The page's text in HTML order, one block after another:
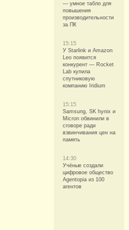
— умное табло для
повышения
производительности
за ПК
15:15
У Starlink и Amazon
Leo появится
конкурент — Rocket
Lab купила
спутниковую
компанию Iridium
15:15
Samsung, SK hynix и
Micron обвинили в
сговоре ради
взвинчивания цен на
память
14:30
Учёные создали
цифровое общество
Agentopia из 100
агентов